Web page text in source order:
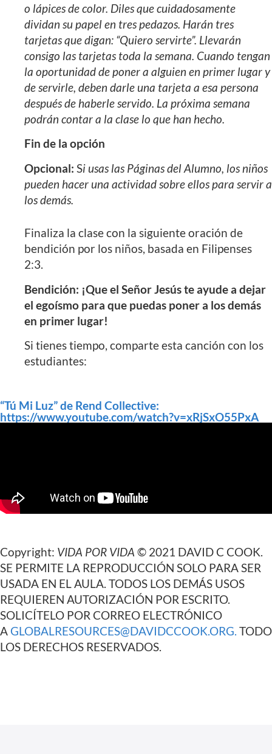
o lápices de color. Diles que cuidadosamente
dividan su papel en tres pedazos. Harán tres
tarjetas que digan: “Quiero servirte”. Llevarán
consigo las tarjetas toda la semana. Cuando tengan
la oportunidad de poner a alguien en primer lugar y
de servirle, deben darle una tarjeta a esa persona
después de haberle servido. La próxima semana
podrán contar a la clase lo que han hecho.
Fin de la opción
Opcional: Si usas las Páginas del Alumno, los niños
pueden hacer una actividad sobre ellos para servir a
los demás.
Finaliza la clase con la siguiente oración de
bendición por los niños, basada en Filipenses
2:3.
Bendición: ¡Que el Señor Jesús te ayude a dejar
el egoísmo para que puedas poner a los demás
en primer lugar!
Si tienes tiempo, comparte esta canción con los
estudiantes:
“Tú Mi Luz” de Rend Collective:
https://www.youtube.com/watch?v=xRjSxO55PxA
Copyright: VIDA POR VIDA © 2021 DAVID C COOK.
SE PERMITE LA REPRODUCCIÓN SOLO PARA SER
USADA EN EL AULA. TODOS LOS DEMÁS USOS
REQUIEREN AUTORIZACIÓN POR ESCRITO.
SOLICÍTELO POR CORREO ELECTRÓNICO
A GLOBALRESOURCES@DAVIDCCOOK.ORG.
LOS DERECHOS RESERVADOS.